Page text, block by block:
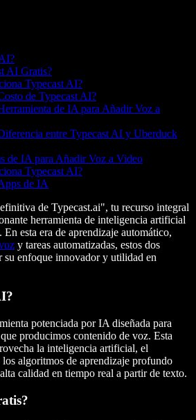
AI Gratis?
Typecast AI?
de Typecast AI?
de IA para Añadir Voz a
entre Typecast AI y Uberduck
de IA para Añadir Voz a Video
Typecast AI?
de IA
de Typecast.ai", tu recurso integral
herramienta de inteligencia artificial
esta era de aprendizaje automático,
y tareas automatizadas, estos dos
su enfoque innovador y utilidad en
potenciada por IA diseñada para
producimos contenido de voz. Esta
la inteligencia artificial, el
algoritmos de aprendizaje profundo
calidad en tiempo real a partir de texto.